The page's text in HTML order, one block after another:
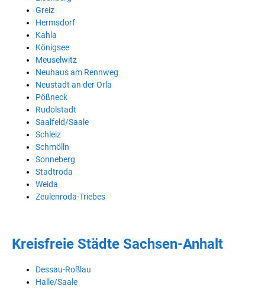
Greiz
Hermsdorf
Kahla
Königsee
Meuselwitz
Neuhaus am Rennweg
Neustadt an der Orla
Pößneck
Rudolstadt
Saalfeld/Saale
Schleiz
Schmölln
Sonneberg
Stadtroda
Weida
Zeulenroda-Triebes
Kreisfreie Städte Sachsen-Anhalt
Dessau-Roßlau
Halle/Saale